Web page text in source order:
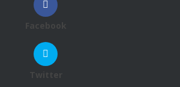
Facebook
Twitter